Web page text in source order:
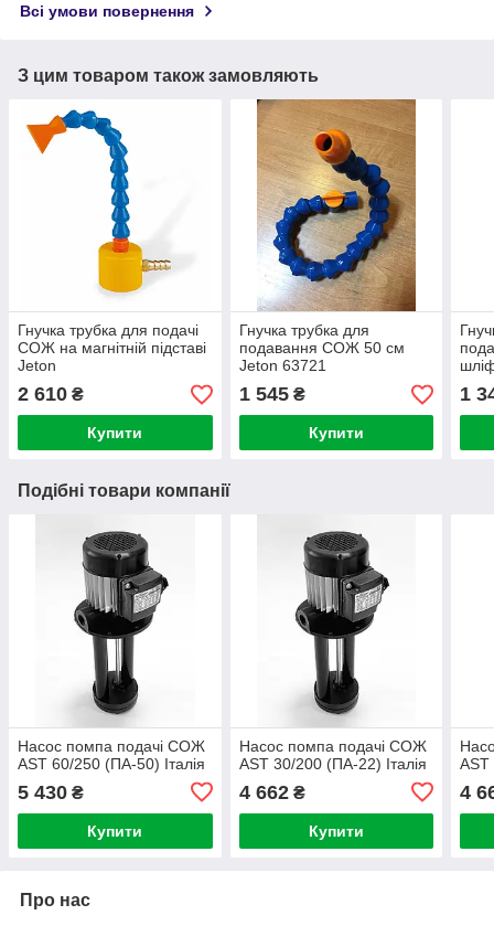
Всі умови повернення
З цим товаром також замовляють
Гнучка трубка для подачі
СОЖ на магнітній підставі
Jeton
2 610 ₴
Купити
Гнучка трубка для
подавання СОЖ 50 см
Jeton 63721
1 545₴
Купити
1
Подібні товари компанії
Насос помпа подачі СОЖ
AST 60/250 (ПА-50) Італія
5 430 ₴
Купити
Насос помпа подачі СОЖ
AST 30/200 (ПА-22) Італія
4 662₴
Купити
AST
4
Про нас